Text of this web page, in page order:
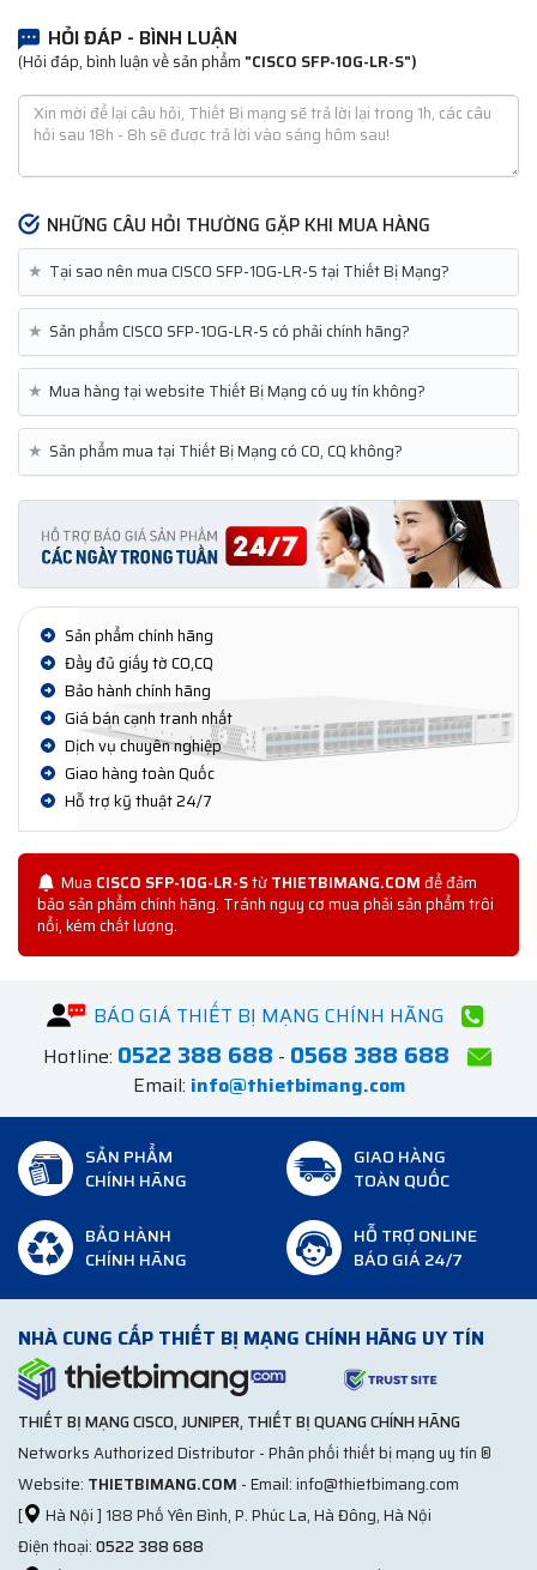
HỎI ĐÁP - BÌNH LUẬN
(Hỏi đáp, bình luận về sản phẩm "CISCO SFP-10G-LR-S")
NHỮNG CÂU HỎI THƯỜNG GẶP KHI MUA HÀNG
★ Tại sao nên mua CISCO SFP-10G-LR-S tại Thiết Bị Mạng?
★ Sản phẩm CISCO SFP-10G-LR-S có phải chính hãng?
★ Mua hàng tại website Thiết Bị Mạng có uy tín không?
★ Sản phẩm mua tại Thiết Bị Mạng có CO, CQ không?
Sản phẩm chính hãng
Đầy đủ giấy tờ CO,CQ
Bảo hành chính hãng
Giá bán cạnh tranh nhất
Dịch vụ chuyên nghiệp
Giao hàng toàn Quốc
Hỗ trợ kỹ thuật 24/7
Mua CISCO SFP-10G-LR-StừTHIETBIMANG.COMđể đảm
bảo sản phẩm chính hãng. Tránh nguy cơ mua phải sản phẩm trôi
nổi, kém chất lượng.
BÁO GIÁ THIẾT BỊ MẠNG CHÍNH HÃNG
Hotline: 0522 388 688 - 0568 388 688
Email: info@thietbimang.com
SẢN PHẨM
CHÍNH HÃNG
GIAO HÀNG
TOÀN QUỐC
BẢO HÀNH
CHÍNH HÃNG
HỖ TRỢ ONLINE
BÁO GIÁ 24/7
NHÀ CUNG CẤP THIẾT BỊ MẠNG CHÍNH HÃNG UY TÍN
THIẾT BỊ MẠNG CISCO, JUNIPER, THIẾT BỊ QUANG CHÍNH HÃNG
Networks Authorized Distributor - Phân phối thiết bị mạng uy tín ®
Website: THIETBIMANG.COM - Email: info@thietbimang.com
[
Hà Nội ] 188 Phố Yên Bình, P. Phúc La, Hà Đông, Hà Nội
Điện thoại:0522 388 688